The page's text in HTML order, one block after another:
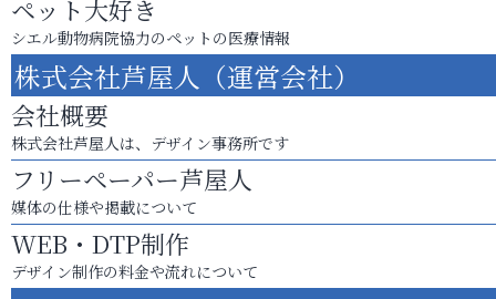
ペット大好き
シエル動物病院協力のペットの医療情報
株式会社芦屋人（運営会社）
会社概要
株式会社芦屋人は、デザイン事務所です
フリーペーパー芦屋人
媒体の仕様や掲載について
WEB・DTP制作
デザイン制作の料金や流れについて